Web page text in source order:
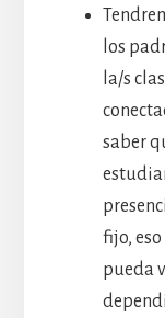
los
la/s
saber
fijo,
pueda